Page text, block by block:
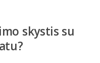
skystis su